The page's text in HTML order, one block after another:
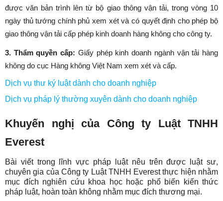
được văn bản trình lên từ bộ giao thông vận tải, trong vòng 10
ngày thủ tướng chính phủ xem xét và có quyết định cho phép bộ
giao thông vận tải cấp phép kinh doanh hàng không cho công ty.
3. Thẩm quyền cấp: Giấy phép kinh doanh ngành vận tải hàng
không do cục Hàng không Việt Nam xem xét và cấp.
Dịch vụ thư ký luật dành cho doanh nghiệp
Dịch vụ pháp lý thường xuyên dành cho doanh nghiệp
Khuyến nghị của Công ty Luật TNHH
Everest
Bài viết trong lĩnh vực pháp luật nêu trên được luật sư,
chuyên gia của Công ty Luật TNHH Everest thực hiện nhằm
mục đích nghiên cứu khoa học hoặc phổ biến kiến thức
pháp luật, hoàn toàn không nhằm mục đích thương mại.